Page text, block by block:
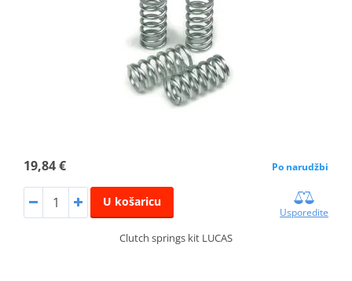
19,84 € Po narudžbi
U košaricu
Usporedite
Clutch springs kit LUCAS